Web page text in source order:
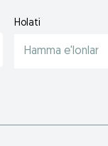
Holati
Hamma e'lonlar